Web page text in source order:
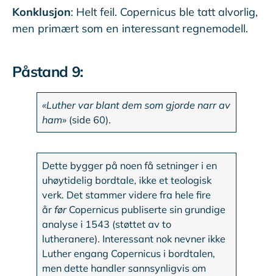
Konklusjon: Helt feil. Copernicus ble tatt alvorlig,
men primært som en interessant regnemodell.
Påstand 9:
«Luther var blant dem som gjorde narr av
ham» (side 60).
Dette bygger på noen få setninger i en
uhøytidelig bordtale, ikke et teologisk
verk. Det stammer videre fra hele fire
årfør Copernicus publiserte sin grundige
analyse i 1543 (støttet av to
lutheranere). Interessant nok nevner ikke
Luther engang Copernicus i bordtalen,
men dette handler sannsynligvis om